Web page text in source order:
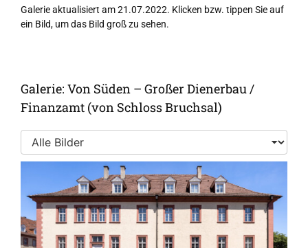
Galerie aktualisiert am 21.07.2022. Klicken bzw. tippen Sie auf
ein Bild, um das Bild groß zu sehen.
Galerie: Von Süden – Großer Dienerbau /
Finanzamt (von Schloss Bruchsal)